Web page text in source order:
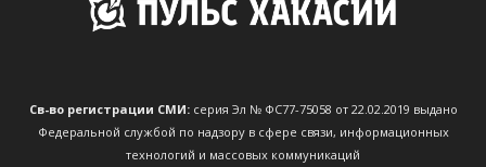
Св-во регистрации СМИ:серия Эл № ФС77-75058 от 22.02.2019 выдано
Федеральной службой по надзору в сфере связи, информационных
технологий и массовых коммуникаций